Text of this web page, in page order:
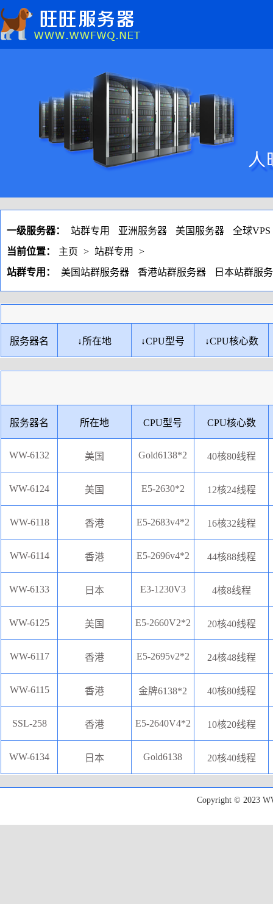
一级服务器： 站群专用 亚洲服务器 美国服务器
全球VPS
当前位置：
主页 > 站群专用
>
站群专用：
美国站群服务器 香港站群服务器 日本站群服
服务器名 ↓所在地 ↓CPU型号 ↓CPU核心数
服务器名 所在地 CPU型号 CPU核心数
WW-6132 美国 Gold6138*2 40核80线程
WW-6124 美国 E5-2630*2 12核24线程
WW-6118 香港 E5-2683v4*2 16核32线程
WW-6114 香港 E5-2696v4*2 44核88线程
WW-6133 日本 E3-1230V3 4核8线程
WW-6125 美国 E5-2660V2*2 20核40线程
WW-6117 香港 E5-2695v2*2 24核48线程‌
WW-6115 香港 金牌6138*2 40核80线程
SSL-258 香港 E5-2640V4*2 10核20线程
WW-6134 日本 Gold6138 20核40线程
Copyright © 2023